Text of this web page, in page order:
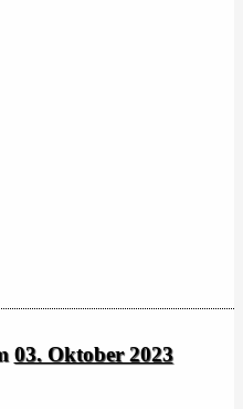
03. Oktober 2023